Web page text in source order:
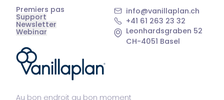
®
Au bon endroit au bon moment
Premiers pas
Support
Newsletter
Webinar
info@vanillaplan.ch
+41 61 263 23 32
Leonhardsgraben 52
CH-4051 Basel